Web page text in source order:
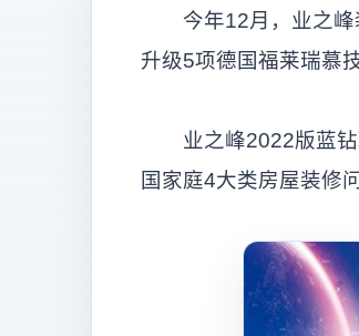
今年12月，业之峰装
升级5项德国福莱瑞慕
业之峰2022版蓝钻
国家庭4大类房屋装修